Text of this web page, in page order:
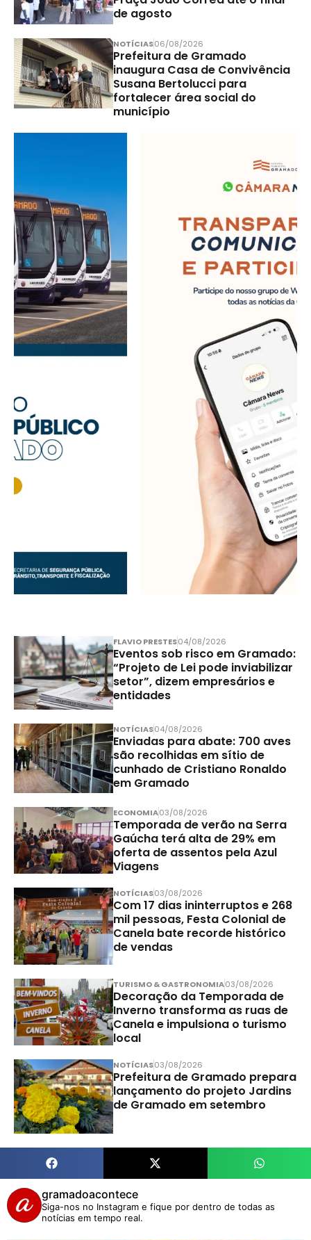
de agosto
NOTÍCIAS06/08/2026
Prefeitura de Gramado
inaugura Casa de Convivência
Susana Bertolucci para
fortalecer área social do
município
FLAVIO PRESTES04/08/2026
Eventos sob risco em Gramado:
“Projeto de Lei pode inviabilizar
setor”, dizem empresários e
entidades
NOTÍCIAS04/08/2026
Enviadas para abate: 700 aves
são recolhidas em sítio de
cunhado de Cristiano Ronaldo
em Gramado
ECONOMIA03/08/2026
Temporada de verão na Serra
Gaúcha terá alta de 29% em
oferta de assentos pela Azul
Viagens
NOTÍCIAS03/08/2026
Com 17 dias ininterruptos e 268
mil pessoas, Festa Colonial de
Canela bate recorde histórico
de vendas
TURISMO & GASTRONOMIA03/08/2026
Decoração da Temporada de
Inverno transforma as ruas de
Canela e impulsiona o turismo
local
NOTÍCIAS03/08/2026
Prefeitura de Gramado prepara
lançamento do projeto Jardins
de Gramado em setembro
gramadoacontece
Siga-nos no Instagram e fique por dentro de todas as
notícias em tempo real.